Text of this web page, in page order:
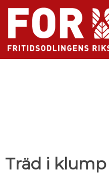
Träd i